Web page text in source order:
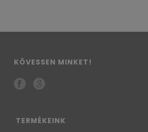
KÖVESSEN MINKET!
TERMÉKEINK